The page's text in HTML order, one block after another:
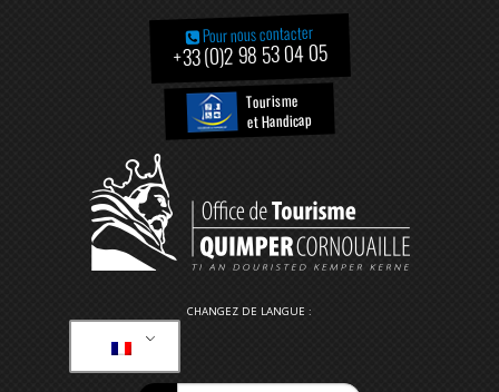
Pour nous contacter
+33 (0)2 98 53 04 05
Tourisme
et Handicap
CHANGEZ DE LANGUE :